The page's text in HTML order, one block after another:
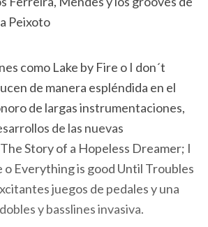
Peixoto
como Lake by Fire o I don´t
de manera espléndida en el
de largas instrumentaciones,
de las nuevas
Story of a Hopeless Dreamer; I
o Everything is good Until Troubles
juegos de pedales y una
y basslines invasiva.